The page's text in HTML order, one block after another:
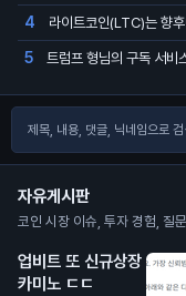
4 라이트코인(LTC)는 향
5 트럼프 형님의 구독 서비
자유게시판
코인 시장 이슈, 투자 경험, 질
업비트 또 신규상장
카미노 ㄷㄷ